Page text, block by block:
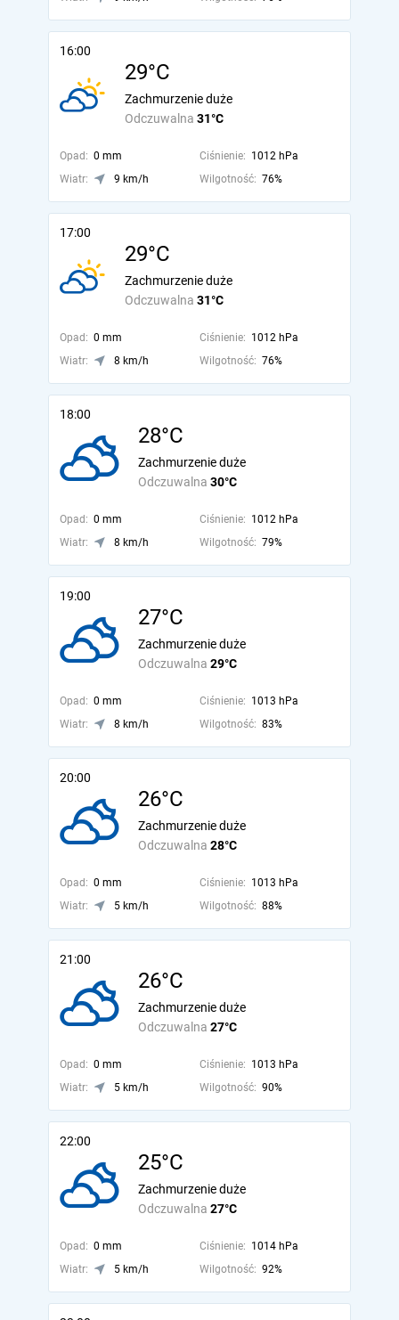
16:00
29°C
Odczuwalna 31°C
Zachmurzenie duże
Opad: 0 mm Ciśnienie: 1012 hPa
Wiatr:
9 km/h Wilgotność: 76%
17:00
29°C
Odczuwalna 31°C
Zachmurzenie duże
Opad: 0 mm Ciśnienie: 1012 hPa
Wiatr:
8 km/h Wilgotność: 76%
18:00
28°C
Odczuwalna 30°C
Zachmurzenie duże
Opad: 0 mm Ciśnienie: 1012 hPa
Wiatr:
8 km/h Wilgotność: 79%
19:00
27°C
Odczuwalna 29°C
Zachmurzenie duże
Opad: 0 mm Ciśnienie: 1013 hPa
Wiatr:
8 km/h Wilgotność: 83%
20:00
26°C
Odczuwalna 28°C
Zachmurzenie duże
Opad: 0 mm Ciśnienie: 1013 hPa
Wiatr:
5 km/h Wilgotność: 88%
21:00
26°C
Odczuwalna 27°C
Zachmurzenie duże
Opad: 0 mm Ciśnienie: 1013 hPa
Wiatr:
5 km/h Wilgotność: 90%
22:00
25°C
Odczuwalna 27°C
Zachmurzenie duże
Opad: 0 mm Ciśnienie: 1014 hPa
Wiatr:
5 km/h Wilgotność: 92%